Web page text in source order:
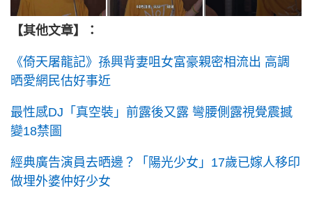
【其他文章】：
《倚天屠龍記》孫興背妻咀女富豪親密相流出 高調
晒愛網民估好事近
最性感DJ「真空裝」前露後又露 彎腰側露視覺震撼
變18禁圖
經典廣告演員去晒邊？「陽光少女」17歲已嫁人移印
做埋外婆仲好少女